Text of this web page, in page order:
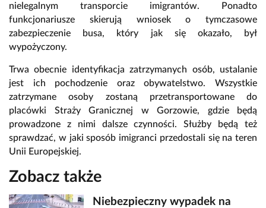
nielegalnym transporcie imigrantów. Ponadto
funkcjonariusze skierują wniosek o tymczasowe
zabezpieczenie busa, który jak się okazało, był
wypożyczony.
Trwa obecnie identyfikacja zatrzymanych osób, ustalanie
jest ich pochodzenie oraz obywatelstwo. Wszystkie
zatrzymane osoby zostaną przetransportowane do
placówki Straży Granicznej w Gorzowie, gdzie będą
prowadzone z nimi dalsze czynności. Służby będą też
sprawdzać, w jaki sposób imigranci przedostali się na teren
Unii Europejskiej.
Zobacz także
Niebezpieczny wypadek na